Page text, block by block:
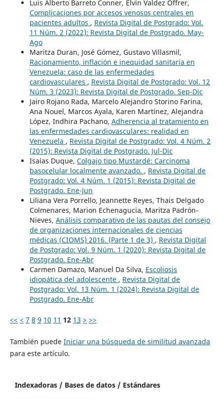
Luis Alberto Barreto Conner, Elvin Valdez Offrer,
Complicaciones por accesos venosos centrales en
pacientes adultos , Revista Digital de Postgrado: Vol.
11 Núm. 2 (2022): Revista Digital de Postgrado. May-
Ago
Maritza Duran, José Gómez, Gustavo Villasmil,
Racionamiento, inflación e inequidad sanitaria en
Venezuela: caso de las enfermedades
cardiovasculares , Revista Digital de Postgrado: Vol. 12
Núm. 3 (2023): Revista Digital de Postgrado. Sep-Dic
Jairo Rojano Rada, Marcelo Alejandro Storino Farina,
Ana Nouel, Marcos Ayala, Karen Martínez, Alejandra
López, Indhira Pachano, Adherencia al tratamiento en
las enfermedades cardiovasculares: realidad en
Venezuela , Revista Digital de Postgrado: Vol. 4 Núm. 2
(2015): Revista Digital de Postgrado. Jul-Dic
Isaías Duque, Colgajo tipo Mustardé: Carcinoma
basocelular localmente avanzado. , Revista Digital de
Postgrado: Vol. 4 Núm. 1 (2015): Revista Digital de
Postgrado. Ene-Jun
Liliana Vera Porrello, Jeannette Reyes, Thais Delgado
Colmenares, Marion Echenagucia, Maritza Padrón-
Nieves, Análisis comparativo de las pautas del consejo
de organizaciones internacionales de ciencias
médicas (CIOMS) 2016. (Parte 1 de 3) , Revista Digital
de Postgrado: Vol. 9 Núm. 1 (2020): Revista Digital de
Postgrado. Ene-Abr
Carmen Damazo, Manuel Da Silva, Escoliosis
idiopática del adolescente , Revista Digital de
Postgrado: Vol. 13 Núm. 1 (2024): Revista Digital de
Postgrado. Ene-Abr
<< < 7 8 9 10 11 12 13 > >>
También puede Iniciar una búsqueda de similitud avanzada
para este artículo.
Indexadoras / Bases de datos / Estándares